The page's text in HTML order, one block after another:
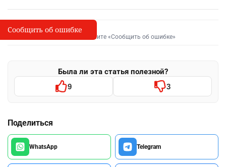
I
Сообщить об опечатке
Выделите фрагмент и нажмите «Сообщить об ошибке»
Была ли эта статья полезной?
9 3
Поделиться
WhatsApp Telegram
Сообщить об ошибке